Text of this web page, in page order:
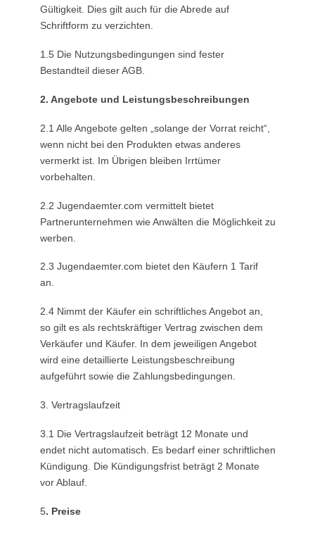
Gültigkeit. Dies gilt auch für die Abrede auf
Schriftform zu verzichten.
1.5 Die Nutzungsbedingungen sind fester
Bestandteil dieser AGB.
2. Angebote und Leistungsbeschreibungen
2.1 Alle Angebote gelten „solange der Vorrat reicht“,
wenn nicht bei den Produkten etwas anderes
vermerkt ist. Im Übrigen bleiben Irrtümer
vorbehalten.
2.2 Jugendaemter.com vermittelt bietet
Partnerunternehmen wie Anwälten die Möglichkeit zu
werben.
2.3 Jugendaemter.com bietet den Käufern 1 Tarif
an.
2.4 Nimmt der Käufer ein schriftliches Angebot an,
so gilt es als rechtskräftiger Vertrag zwischen dem
Verkäufer und Käufer. In dem jeweiligen Angebot
wird eine detaillierte Leistungsbeschreibung
aufgeführt sowie die Zahlungsbedingungen.
3. Vertragslaufzeit
3.1 Die Vertragslaufzeit beträgt 12 Monate und
endet nicht automatisch. Es bedarf einer schriftlichen
Kündigung. Die Kündigungsfrist beträgt 2 Monate
vor Ablauf.
5. Preise